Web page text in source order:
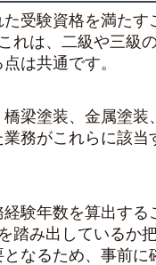
受験資格を満たす
れは、二級や三級
は共通です。
梁塗装、金属塗
務がこれらに該当
験年数を算出す
み出しているか
なるため、事前に